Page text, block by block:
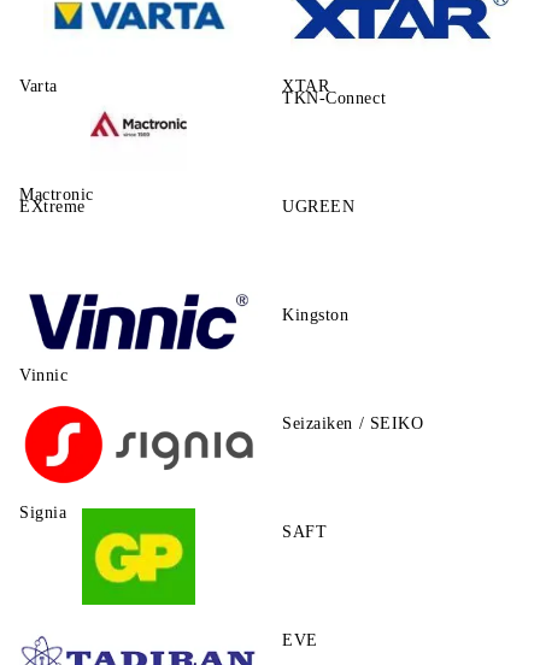
Varta XTAR
Mactronic
TKN-Connect
EXtreme UGREEN
Vinnic
Kingston
Signia
Seizaiken / SEIKO
SAFT
EVE